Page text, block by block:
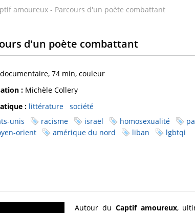
amoureux - Parcours d'un poète combattant
d'un poète combattant
74 min, couleur
: Michèle Collery
: littérature
société
unis
racisme israël homosexualité
orient
amérique du nord liban lgbtqi
Autour du Captif amoureux,